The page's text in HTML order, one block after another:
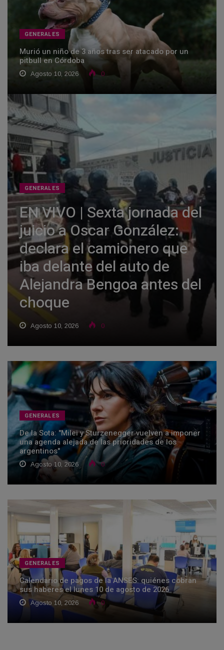
GENERALES
Murió un niño de 3 años tras ser atacado por un
pitbull en Córdoba
Agosto 10, 2026 0
GENERALES
EN VIVO | Sexta jornada del
juicio a Oscar González:
declara el camionero que
iba delante del auto de
Alejandra Bengoa antes del
choque
Agosto 10, 2026 0
GENERALES
De la Sota: "Milei y Sturzenegger vuelven a imponer
una agenda alejada de las prioridades de los
argentinos"
Agosto 10, 2026 0
GENERALES
Calendario de pagos de la ANSES: quiénes cobran
sus haberes el lunes 10 de agosto de 2026
Agosto 10, 2026 0